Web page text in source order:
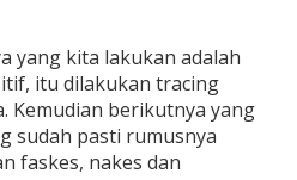
yang kita lakukan adalah
itu dilakukan tracing
Kemudian berikutnya yang
sudah pasti rumusnya
faskes, nakes dan